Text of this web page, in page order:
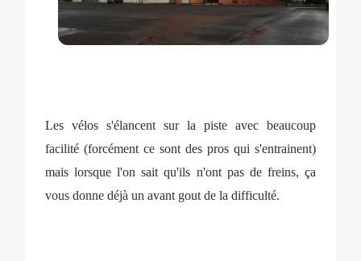
Les vélos s'élancent sur la piste avec beaucoup
facilité (forcément ce sont des pros qui s'entrainent)
mais lorsque l'on sait qu'ils n'ont pas de freins, ça
vous donne déjà un avant gout de la difficulté.